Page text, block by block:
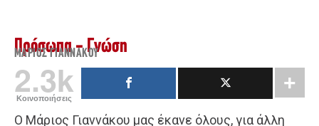
Πρόσωπα - Γνώση
ΜΆΡΙΟΣ ΓΙΑΝΝΆΚΟΥ
2.3k
Κοινοποιήσεις
Ο Μάριος Γιαννάκου μας έκανε όλους, για άλλη